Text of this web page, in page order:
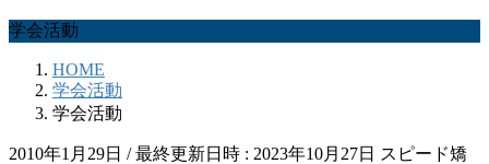
学会活動
HOME
学会活動
学会活動
2010年1月29日 / 最終更新日時 : 2023年10月27日 スピード矯